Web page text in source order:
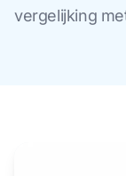
vergelijking